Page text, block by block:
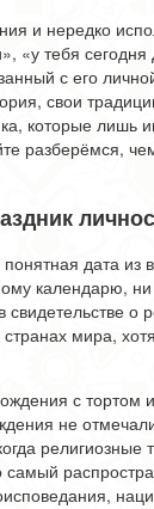
и нередко
«у тебя
с его
свои
которые лишь
разберёмся,
дата из
календарю,
странах мира,
с
не